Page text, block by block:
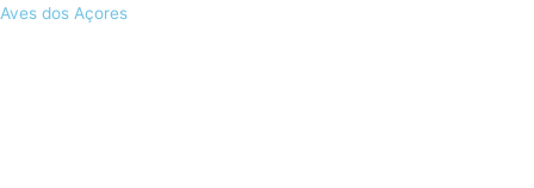
Skip
Aves dos Açores